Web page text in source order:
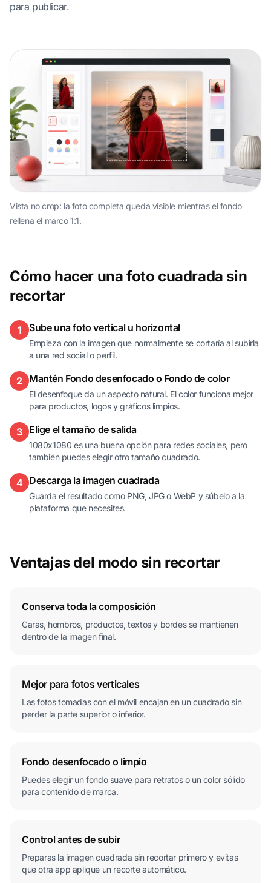
para publicar.
Vista no crop: la foto completa queda visible mientras el fondo
rellena el marco 1:1.
Cómo hacer una foto cuadrada sin
recortar
1 Sube una foto vertical u horizontal
Empieza con la imagen que normalmente se cortaría al subirla
a una red social o perfil.
2 Mantén Fondo desenfocado o Fondo de color
El desenfoque da un aspecto natural. El color funciona mejor
para productos, logos y gráficos limpios.
3 Elige el tamaño de salida
1080x1080 es una buena opción para redes sociales, pero
también puedes elegir otro tamaño cuadrado.
4 Descarga la imagen cuadrada
Guarda el resultado como PNG, JPG o WebP y súbelo a la
plataforma que necesites.
Ventajas del modo sin recortar
Conserva toda la composición
Caras, hombros, productos, textos y bordes se mantienen
dentro de la imagen final.
Mejor para fotos verticales
Las fotos tomadas con el móvil encajan en un cuadrado sin
perder la parte superior o inferior.
Fondo desenfocado o limpio
Puedes elegir un fondo suave para retratos o un color sólido
para contenido de marca.
Control antes de subir
Preparas la imagen cuadrada sin recortar primero y evitas
que otra app aplique un recorte automático.